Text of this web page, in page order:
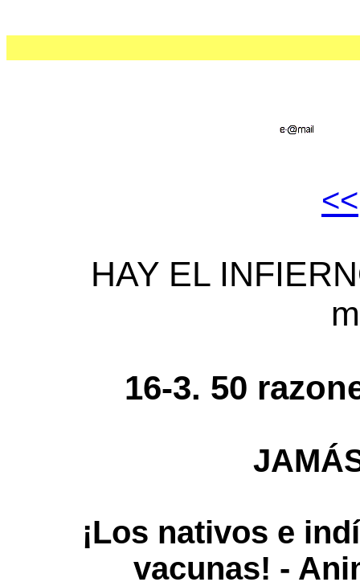
<<
HAY EL
16-3. 50
¡Los nativos e
vacunas! -